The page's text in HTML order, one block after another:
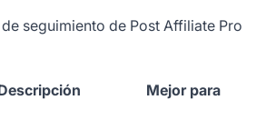
seguimiento de Post Affiliate Pro
Mejor para